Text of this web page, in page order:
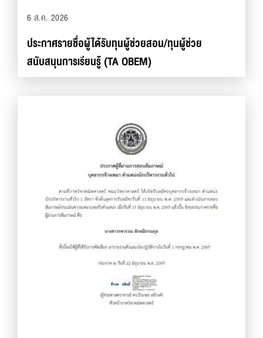
6 ส.ค. 2026
ประกาศรายชื่อผู้ได้รับทุนผู้ช่วยสอน/ทุนผู้ช่วย
สนับสนุนการเรียนรู้ (TA OBEM)